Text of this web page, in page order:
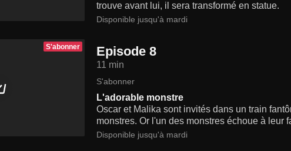
trouve avant lui, il sera transformé en statue.
Disponible jusqu'à mardi
S'abonner Episode 8
11 min
S'abonner
L'adorable monstre
Oscar et Malika sont invités dans un train
monstres. Or l'un des monstres échoue à leur
Disponible jusqu'à mardi